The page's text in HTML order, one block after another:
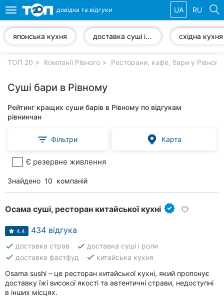
компанії
Популярні
рубрики:
Автошколи
Приватні
Ветеринарні
Ресторани
Стоматології
Всі
рубрики
Toggle
navigation
довідка та відгуки UA RU
японська кухня доставка суші і роли східна кухня
ТОП 20 Компанії Рівного Ресторани, кафе, бари у Рівному
Суші бари в Рівному
Рейтинг кращих суши барів в Рівному по відгукам
рівнинчан
Фільтри Карта
Є резервне живлення
Знайдено 10 компаній
Осама суші, ресторан китайської кухні
4.4 434 відгука
done доставка страв done доставка суші і роли
done доставка фастфуд done китайська кухня
Osama sushi – це ресторан китайської кухні, який пропонує
доставку їжі високої якості та автентичні страви, недоступні
в інших місцях.